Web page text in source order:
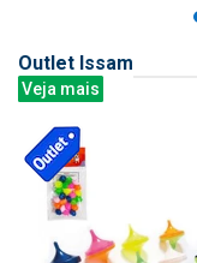
Outlet Issam
Veja mais